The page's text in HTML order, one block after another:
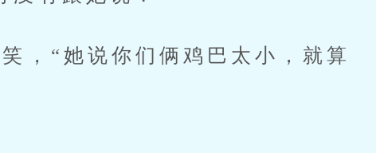
“她说你们俩鸡巴太小，就算